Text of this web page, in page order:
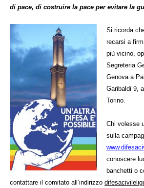
di pace, di costruire la pace per evitare la
Si ricorda
recarsi a
più vicino,
Segreteria
Genova a
Garibaldi 9,
Torino.
Chi volesse
sulla
conoscere
banchetti o
contattare il comitato all’indirizzo